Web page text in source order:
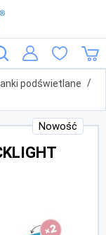
podświetlane
Nowość